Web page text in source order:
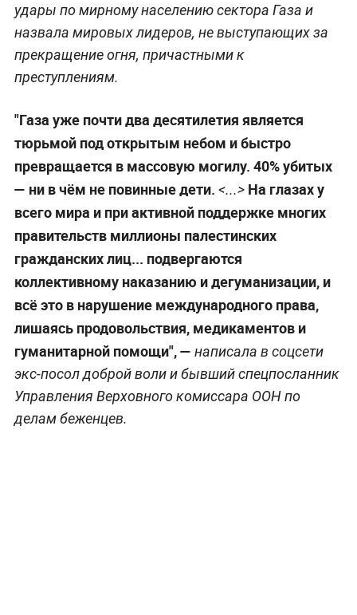
удары по мирному населению сектора Газа и
назвала мировых лидеров, не выступающих за
прекращение огня, причастными к
преступлениям.
"Газа уже почти два десятилетия является
тюрьмой под открытым небом и быстро
превращается в массовую могилу. 40% убитых
— ни в чём не повинные дети. <...>На глазах у
всего мира и при активной поддержке многих
правительств миллионы палестинских
гражданских лиц... подвергаются
коллективному наказанию и дегуманизации, и
всё это в нарушение международного права,
лишаясь продовольствия, медикаментов и
гуманитарной помощи", — написала в соцсети
экс-посол доброй воли и бывший спецпосланник
Управления Верховного комиссара ООН по
делам беженцев.